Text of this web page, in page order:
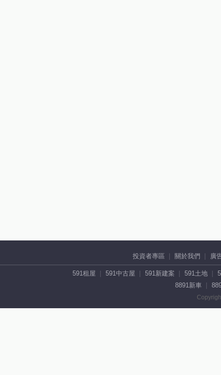
投資者專區 關於我們 廣
591租屋 591中古屋 591新建案 591土地
8891新車